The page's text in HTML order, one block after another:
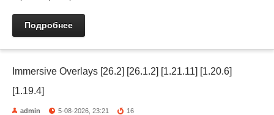
Подробнее
Immersive Overlays [26.2] [26.1.2] [1.21.11] [1.20.6]
[1.19.4]
admin 5-08-2026, 23:21 16